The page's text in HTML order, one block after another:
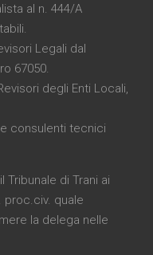
al n. 444/A
Legali dal
67050.
degli Enti Locali,
consulenti tecnici
di Trani ai
proc.civ. quale
la delega nelle